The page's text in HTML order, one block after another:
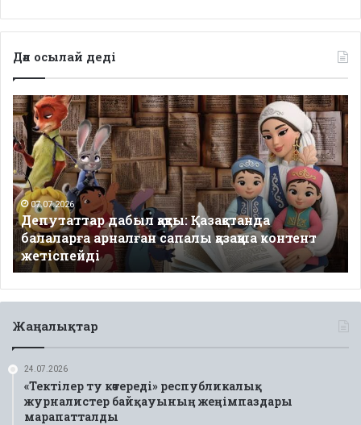
Дәл осылай деді
Депутаттар
дабыл
қақты:
Қазақстанда
балаларға
арналған
сапалы
қазақша
контент
жетіспейді
07.07.2026
Депутаттар дабыл қақты: Қазақстанда
балаларға арналған сапалы қазақша контент
жетіспейді
Жаңалықтар
24.07.2026
«Тектілер ту көтереді» республикалық
журналистер байқауының жеңімпаздары
марапатталды